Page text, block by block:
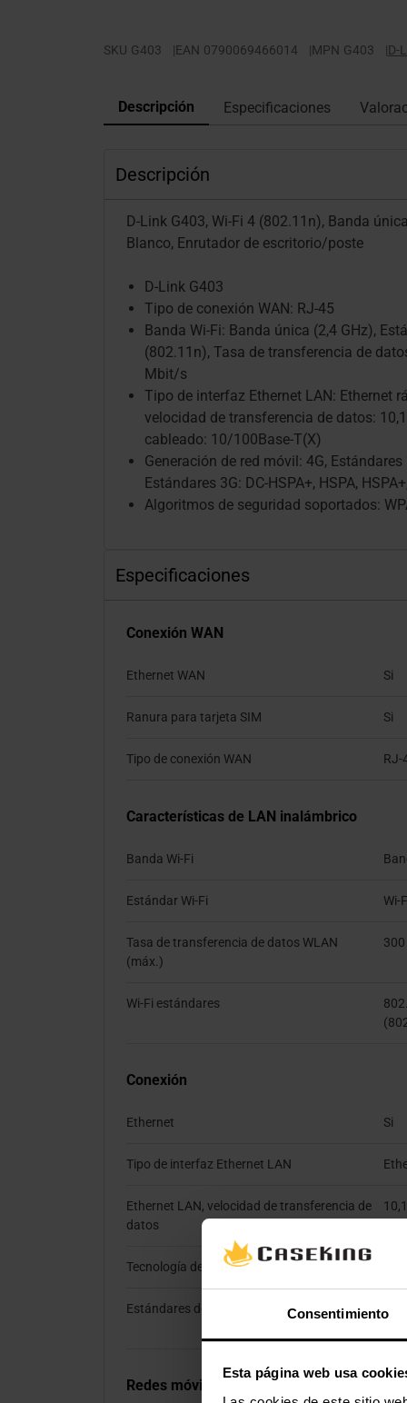
Consentimiento
Esta página web usa
SKU G403 |EAN 0790069466014 |MPN G403 |D-
Descripción Especificaciones
Descripción
D-Link G403, Wi-Fi 4 (802.11n), Banda
Blanco, Enrutador de escritorio/poste
D-Link G403
Tipo de conexión WAN: RJ-45
Banda Wi-Fi: Banda única (2,4 GHz),
(802.11n), Tasa de transferencia de
Mbit/s
Tipo de interfaz Ethernet LAN: Ethernet
velocidad de transferencia de datos:
cableado: 10/100Base-T(X)
Generación de red móvil: 4G, Estándares
Estándares 3G: DC-HSPA+, HSPA,
Algoritmos de seguridad soportados:
Especificaciones
Conexión WAN
Ethernet WAN Si
Ranura para tarjeta SIM Si
Tipo de conexión WAN RJ-
Características de LAN inalámbrico
Banda Wi-Fi
Estándar Wi-Fi Wi-
Tasa de transferencia de datos WLAN
(máx.)
Wi-Fi estándares
Conexión
Ethernet Si
Tipo de interfaz Ethernet LAN
Ethernet LAN, velocidad de transferencia de
datos
Tecnología de cableado
Estándares de red
Redes móviles